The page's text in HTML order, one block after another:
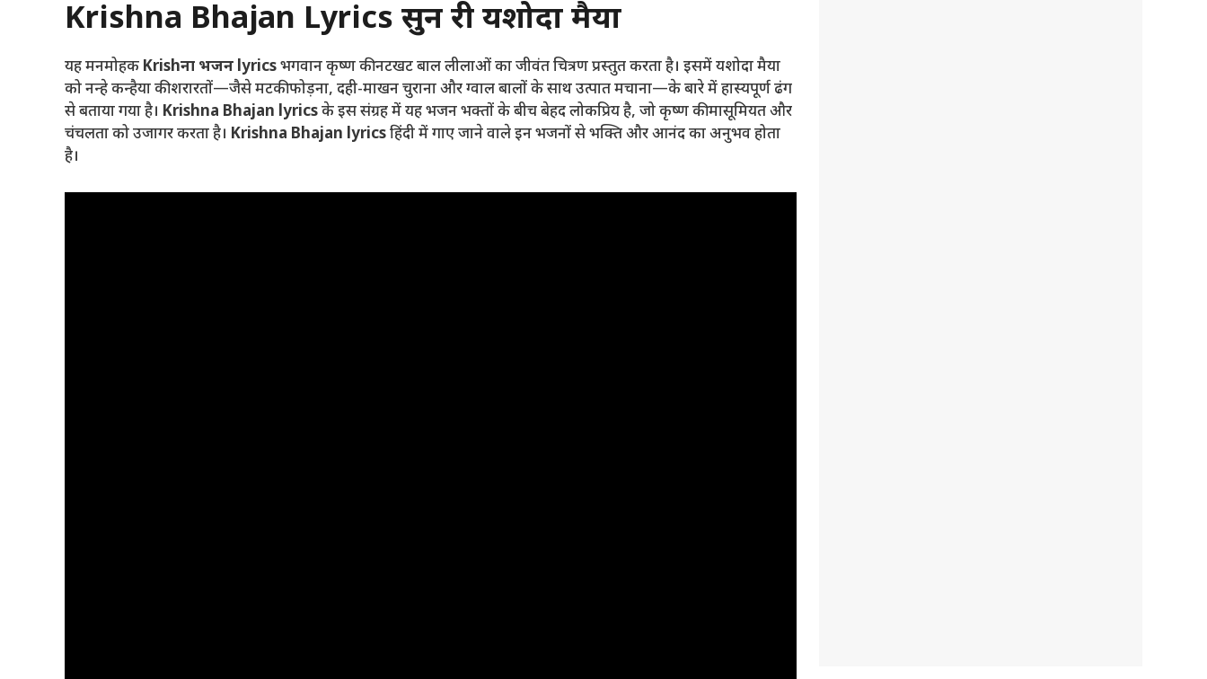
Krishna Bhajan Lyrics सुन री यशोदा मैया
यह मनमोहक Krishना भजन lyricsभगवान कृष्ण की नटखट बाल लीलाओं का जीवंत चित्रण प्रस्तुत करता है। इसमें यशोदा मैया
को नन्हे कन्हैया की शरारतों—जैसे मटकी फोड़ना, दही-माखन चुराना और ग्वाल बालों के साथ उत्पात मचाना—के बारे में हास्यपूर्ण ढंग
से बताया गया है। Krishna Bhajan lyricsके इस संग्रह में यह भजन भक्तों के बीच बेहद लोकप्रिय है, जो कृष्ण की मासूमियत और
चंचलता को उजागर करता है। Krishna Bhajan lyricsहिंदी में गाए जाने वाले इन भजनों से भक्ति और आनंद का अनुभव होता
है।